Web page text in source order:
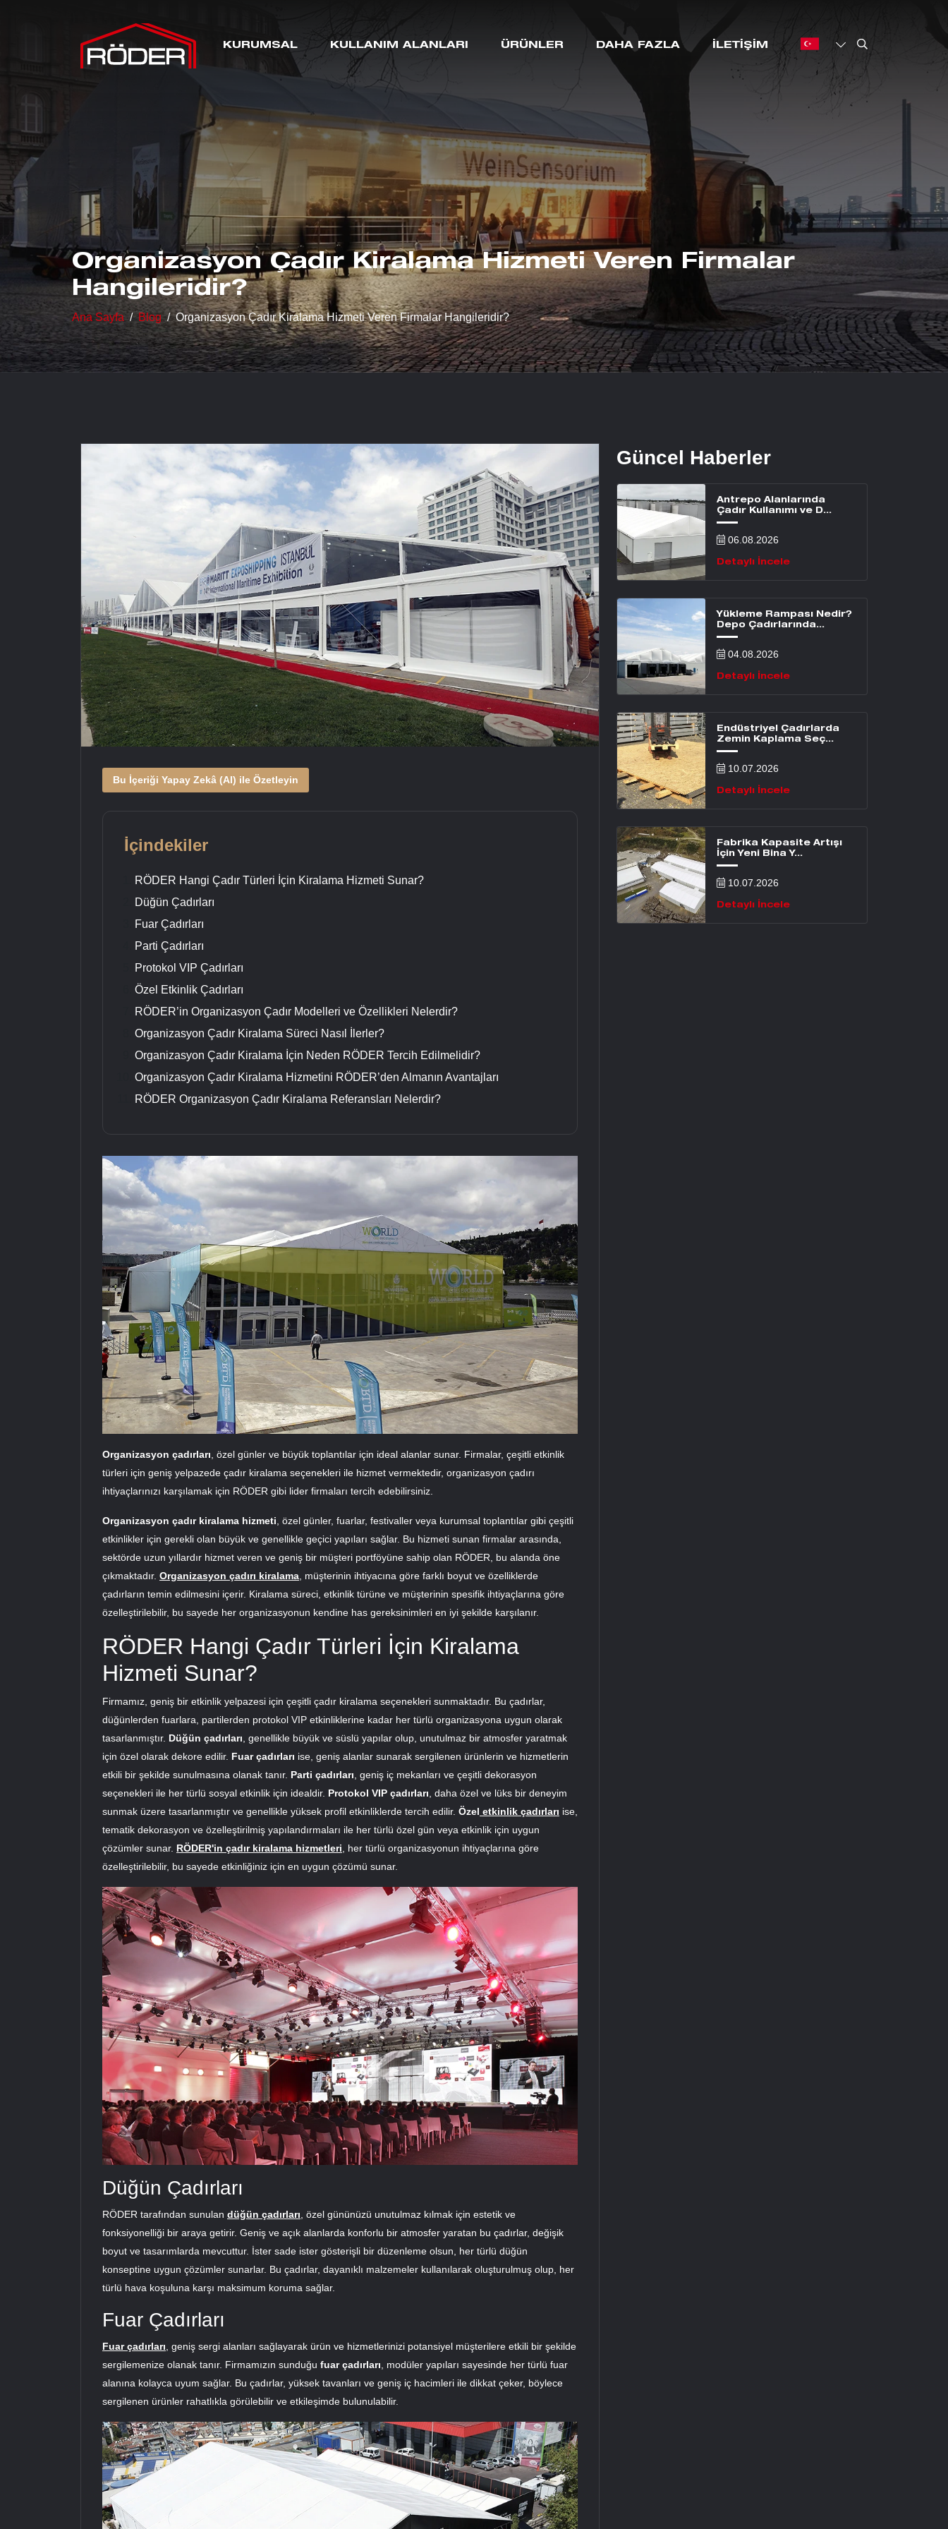
KURUMSAL KULLANIM ALANLARI ÜRÜNLER DAHA FAZLA İLETIŞIM
Organizasyon Çadır Kiralama Hizmeti Veren Firmalar
Hangileridir?
Ana Sayfa Blog Organizasyon Çadır Kiralama Hizmeti Veren Firmalar Hangileridir?
Bu İçeriği Yapay Zekâ (AI) ile Özetleyin
İçindekiler
RÖDER Hangi Çadır Türleri İçin Kiralama Hizmeti Sunar?
Düğün Çadırları
Fuar Çadırları
Parti Çadırları
Protokol VIP Çadırları
Özel Etkinlik Çadırları
RÖDER’in Organizasyon Çadır Modelleri ve Özellikleri Nelerdir?
Organizasyon Çadır Kiralama Süreci Nasıl İlerler?
Organizasyon Çadır Kiralama İçin Neden RÖDER Tercih Edilmelidir?
Organizasyon Çadır Kiralama Hizmetini RÖDER’den Almanın Avantajları
RÖDER Organizasyon Çadır Kiralama Referansları Nelerdir?
Organizasyon çadırları , özel günler ve büyük toplantılar için ideal alanlar sunar. Firmalar, çeşitli etkinlik
türleri için geniş yelpazede çadır kiralama seçenekleri ile hizmet vermektedir, organizasyon çadırı
ihtiyaçlarınızı karşılamak için RÖDER gibi lider firmaları tercih edebilirsiniz.
Organizasyon çadır kiralama hizmeti , özel günler, fuarlar, festivaller veya kurumsal toplantılar gibi çeşitli
etkinlikler için gerekli olan büyük ve genellikle geçici yapıları sağlar. Bu hizmeti sunan firmalar arasında,
sektörde uzun yıllardır hizmet veren ve geniş bir müşteri portföyüne sahip olan RÖDER, bu alanda öne
çıkmaktadır. Organizasyon çadırı kiralama , müşterinin ihtiyacına göre farklı boyut ve özelliklerde
çadırların temin edilmesini içerir. Kiralama süreci, etkinlik türüne ve müşterinin spesifik ihtiyaçlarına göre
özelleştirilebilir, bu sayede her organizasyonun kendine has gereksinimleri en iyi şekilde karşılanır.
RÖDER Hangi Çadır Türleri İçin Kiralama
Hizmeti Sunar?
Firmamız, geniş bir etkinlik yelpazesi için çeşitli çadır kiralama seçenekleri sunmaktadır. Bu çadırlar,
düğünlerden fuarlara, partilerden protokol VIP etkinliklerine kadar her türlü organizasyona uygun olarak
tasarlanmıştır. Düğün çadırları , genellikle büyük ve süslü yapılar olup, unutulmaz bir atmosfer yaratmak
için özel olarak dekore edilir. Fuar çadırları ise, geniş alanlar sunarak sergilenen ürünlerin ve hizmetlerin
etkili bir şekilde sunulmasına olanak tanır. Parti çadırları , geniş iç mekanları ve çeşitli dekorasyon
seçenekleri ile her türlü sosyal etkinlik için idealdir. Protokol VIP çadırları , daha özel ve lüks bir deneyim
sunmak üzere tasarlanmıştır ve genellikle yüksek profil etkinliklerde tercih edilir. Özel etkinlik çadırları ise,
tematik dekorasyon ve özelleştirilmiş yapılandırmaları ile her türlü özel gün veya etkinlik için uygun
çözümler sunar. RÖDER'in çadır kiralama hizmetleri , her türlü organizasyonun ihtiyaçlarına göre
özelleştirilebilir, bu sayede etkinliğiniz için en uygun çözümü sunar.
Düğün Çadırları
RÖDER tarafından sunulan düğün çadırları , özel gününüzü unutulmaz kılmak için estetik ve
fonksiyonelliği bir araya getirir. Geniş ve açık alanlarda konforlu bir atmosfer yaratan bu çadırlar, değişik
boyut ve tasarımlarda mevcuttur. İster sade ister gösterişli bir düzenleme olsun, her türlü düğün
konseptine uygun çözümler sunarlar. Bu çadırlar, dayanıklı malzemeler kullanılarak oluşturulmuş olup, her
türlü hava koşuluna karşı maksimum koruma sağlar.
Fuar Çadırları
Fuar çadırları , geniş sergi alanları sağlayarak ürün ve hizmetlerinizi potansiyel müşterilere etkili bir şekilde
sergilemenize olanak tanır. Firmamızın sunduğu fuar çadırları , modüler yapıları sayesinde her türlü fuar
alanına kolayca uyum sağlar. Bu çadırlar, yüksek tavanları ve geniş iç hacimleri ile dikkat çeker, böylece
sergilenen ürünler rahatlıkla görülebilir ve etkileşimde bulunulabilir.
Güncel Haberler
Antrepo Alanlarında
Çadır Kullanımı ve D...
06.08.2026
Detaylı İncele
Yükleme Rampası Nedir?
Depo Çadırlarında...
04.08.2026
Detaylı İncele
Endüstriyel Çadırlarda
Zemin Kaplama Seç...
10.07.2026
Detaylı İncele
Fabrika Kapasite Artışı
İçin Yeni Bina Y...
10.07.2026
Detaylı İncele